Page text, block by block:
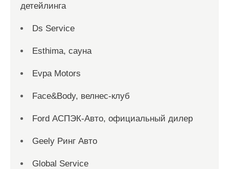
детейлинга
Ds Service
Esthima, сауна
Evpa Motors
Face&Body, велнес-клуб
Ford АСПЭК-Авто, официальный дилер
Geely Ринг Авто
Global Service